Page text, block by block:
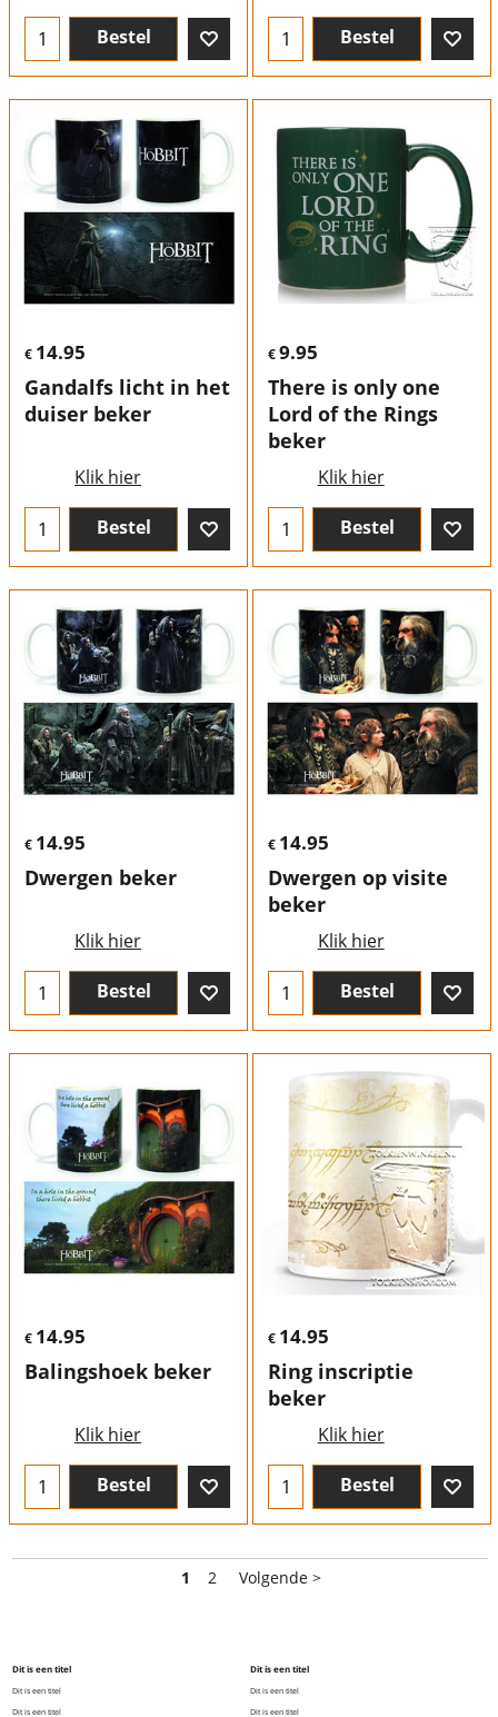
Bestel Bestel
€ 14.95
Gandalfs licht in het
duiser beker
Klik hier
Bestel
€9.95
There is only one
Lord of the Rings
beker
Klik hier
Bestel
€ 14.95
Dwergen beker
Klik hier
Bestel
€ 14.95
Dwergen op visite
beker
Klik hier
Bestel
€ 14.95
Balingshoek beker
Klik hier
Bestel
€ 14.95
Ring inscriptie
beker
Klik hier
Bestel
1 2 Volgende >
Dit is een titel
Dit is een titel
Dit is een titel
Dit is een titel
Dit is een titel
Dit is een titel